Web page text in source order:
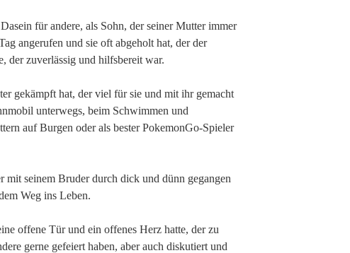
für andere, als Sohn, der seiner Mutter immer
angerufen und sie oft abgeholt hat, der der
der zuverlässig und hilfsbereit war.
gekämpft hat, der viel für sie und mit ihr gemacht
unterwegs, beim Schwimmen und
auf Burgen oder als bester PokemonGo-Spieler
mit seinem Bruder durch dick und dünn gegangen
Weg ins Leben.
offene Tür und ein offenes Herz hatte, der zu
gerne gefeiert haben, aber auch diskutiert und